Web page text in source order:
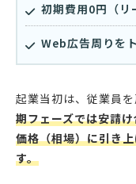
初期費用0円（リ
Web広告周りを
起業当初は、従業員
期フェーズでは安請
価格（相場）に引き
す。